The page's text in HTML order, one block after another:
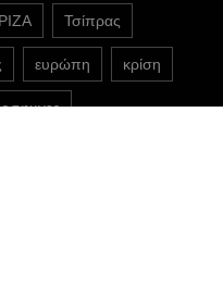
Τσίπρας
ευρώπη κρίση